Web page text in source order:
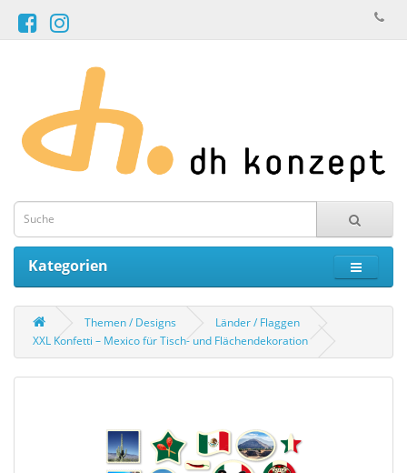
Kategorien
Themen / Designs
Länder / Flaggen
XXL Konfetti – Mexico für Tisch- und Flächendekoration